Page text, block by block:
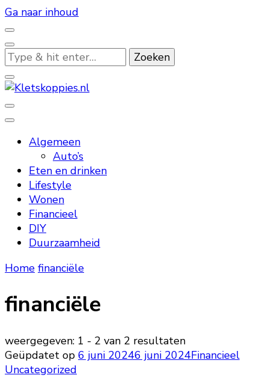
Ga naar inhoud
Op
zoek
naar
Kletskoppies.nl
Algemeen
Auto’s
Eten en drinken
Lifestyle
Wonen
Financieel
DIY
Duurzaamheid
Home financiële
financiële
weergegeven: 1 - 2 van 2 resultaten
Geüpdatet op 6 juni 20246 juni 2024Financieel
Uncategorized